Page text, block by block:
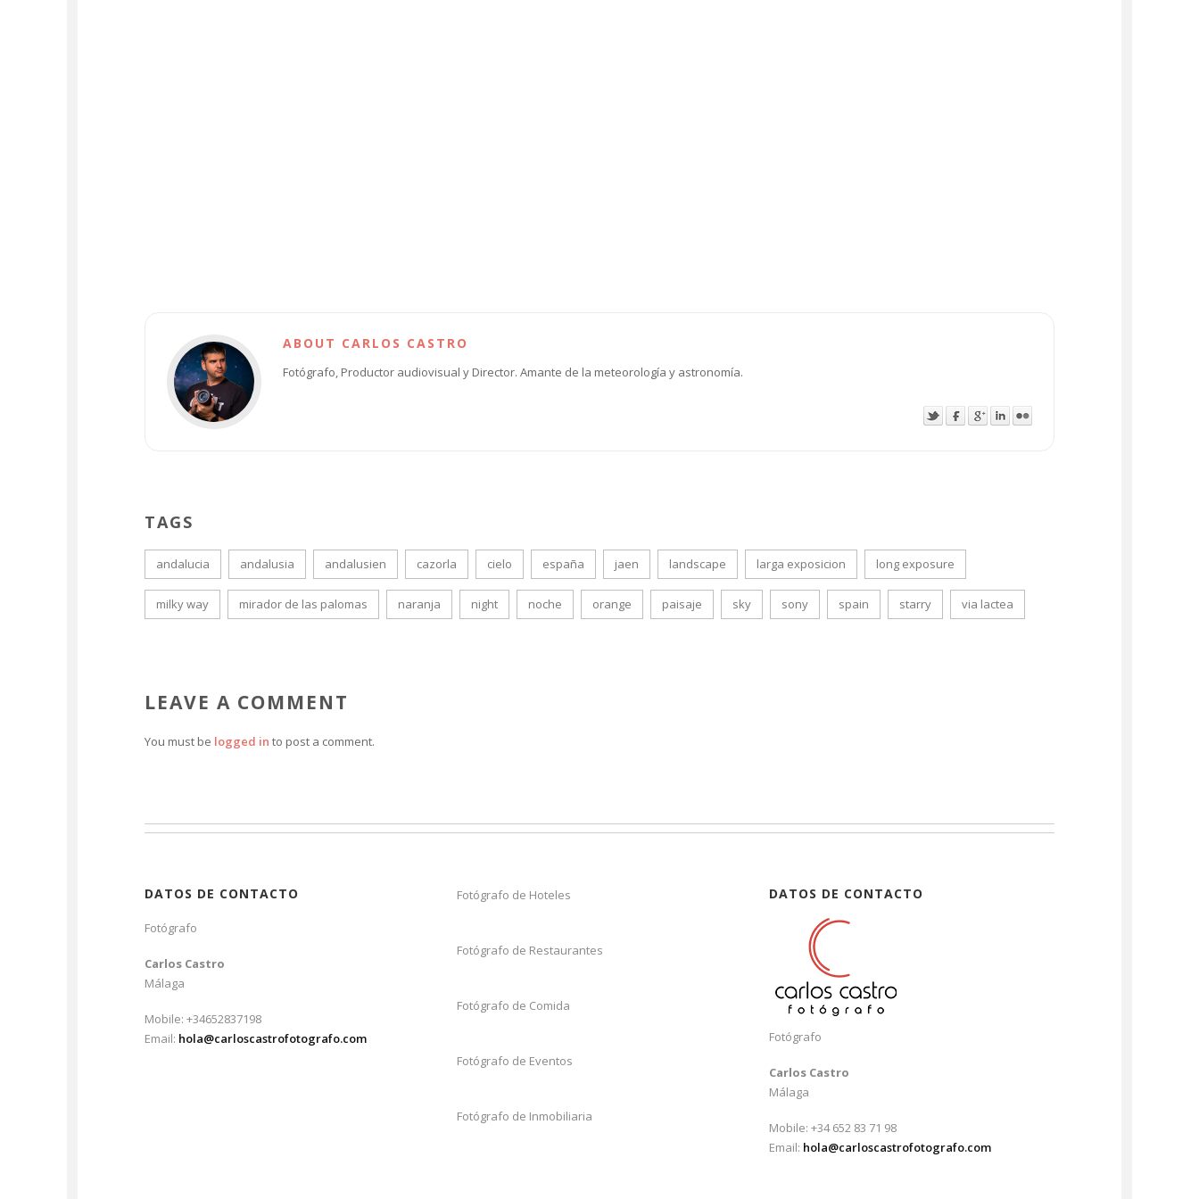
ABOUT CARLOS CASTRO
Fotógrafo, Productor audiovisual y Director. Amante de la meteorología y astronomía.
TAGS
andalucia andalusia andalusien cazorla cielo españa jaen landscape larga exposicion long exposure
milky way mirador de las palomas naranja night noche orange paisaje sky sony spain starry via lactea
LEAVE A COMMENT
You must be logged in to post a comment.
DATOS DE CONTACTO
Fotógrafo
Carlos Castro
Málaga
Mobile: +34652837198
Email: hola@carloscastrofotografo.com
Fotógrafo de Hoteles
Fotógrafo de Restaurantes
Fotógrafo de Comida
Fotógrafo de Eventos
Fotógrafo de Inmobiliaria
DATOS DE CONTACTO
Fotógrafo
Carlos Castro
Málaga
Mobile: +34 652 83 71 98
Email: hola@carloscastrofotografo.com